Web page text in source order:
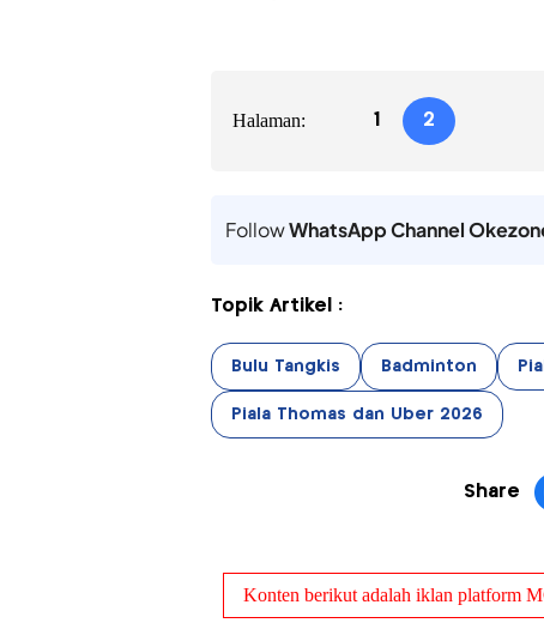
Halaman: 1 2
FollowWhatsApp Channel
Topik Artikel :
Bulu Tangkis Badminton
Piala Thomas dan Uber 2026
Share